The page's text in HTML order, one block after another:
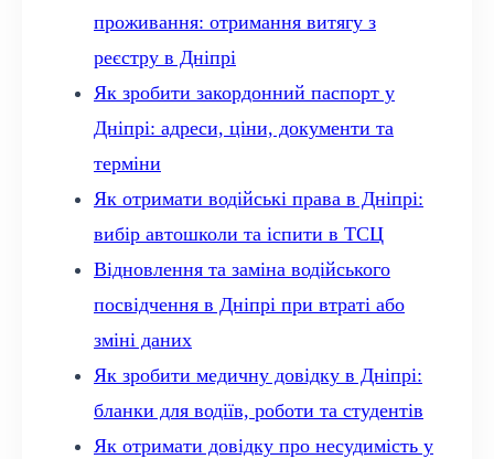
проживання: отримання витягу з
реєстру в Дніпрі
Як зробити закордонний паспорт у
Дніпрі: адреси, ціни, документи та
терміни
Як отримати водійські права в Дніпрі:
вибір автошколи та іспити в ТСЦ
Відновлення та заміна водійського
посвідчення в Дніпрі при втраті або
зміні даних
Як зробити медичну довідку в Дніпрі:
бланки для водіїв, роботи та студентів
Як отримати довідку про несудимість у